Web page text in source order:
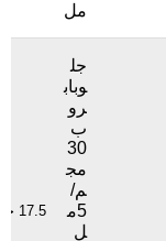
مل
جل
وباب
رو
ب
30
مج
م/
5م
ل
17.5 جنيهاً